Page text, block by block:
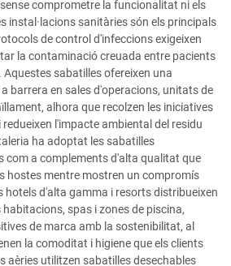
comprometre la funcionalitat ni els
instal·lacions sanitàries són els principals
de control d'infeccions exigeixen
la contaminació creuada entre pacients
sabatilles ofereixen una
barrera en sales d'operacions, unitats de
alhora que recolzen les iniciatives
l'impacte ambiental del residu
ha adoptat les sabatilles
com a complements d'alta qualitat que
hostes mentre mostren un compromís
hotels d'alta gamma i resorts distribueixen
spas i zones de piscina,
de marca amb la sostenibilitat, al
la comoditat i higiene que els clients
aèries utilitzen sabatilles desechables